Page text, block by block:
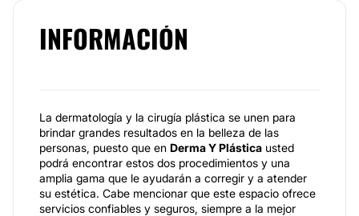
INFORMACIÓN
La dermatología y la cirugía plástica se unen para
brindar grandes resultados en la belleza de las
personas, puesto que en Derma Y Plástica usted
podrá encontrar estos dos procedimientos y una
amplia gama que le ayudarán a corregir y a atender
su estética. Cabe mencionar que este espacio ofrece
servicios confiables y seguros, siempre a la mejor